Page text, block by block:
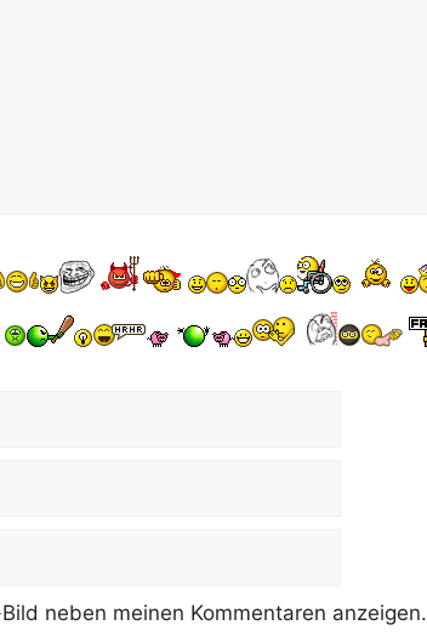
neben meinen Kommentaren anzeigen.